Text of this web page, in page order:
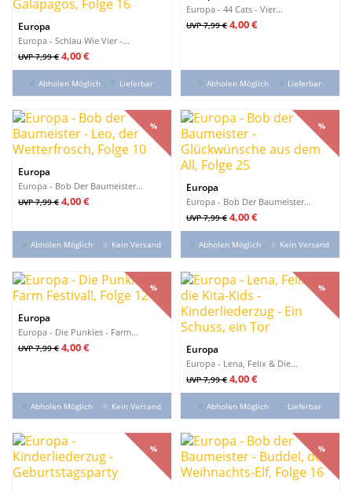
Europa
Europa - Schlau Wie Vier -...
Verkaufspreis
UVP 7,99 € Preis
4,00 €
Abholen Möglich Lieferbar
Europa - 44 Cats - Vier...
Verkaufspreis
UVP 7,99 € Preis
4,00 €
Abholen Möglich Lieferbar
Europa
Europa - Bob Der Baumeister...
Verkaufspreis
UVP 7,99 €
%
Preis
4,00 €
%
Abholen Möglich Kein Versand
Europa
Europa - Bob Der Baumeister...
Verkaufspreis
UVP 7,99 €
%
Preis
4,00 €
%
Abholen Möglich Kein Versand
Europa
Europa - Die Punkies - Farm...
Verkaufspreis
UVP 7,99 €
%
Preis
4,00 €
%
Abholen Möglich Kein Versand
Europa
Europa - Lena, Felix & Die...
Verkaufspreis
UVP 7,99 €
%
Preis
4,00 €
%
Abholen Möglich Lieferbar
% %
%